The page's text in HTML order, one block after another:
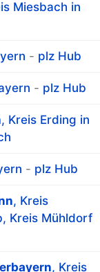
Miesbach in
- plz Hub
- plz Hub
, Kreis Erding in
- plz Hub
, Kreis
Kreis Mühldorf
, Kreis